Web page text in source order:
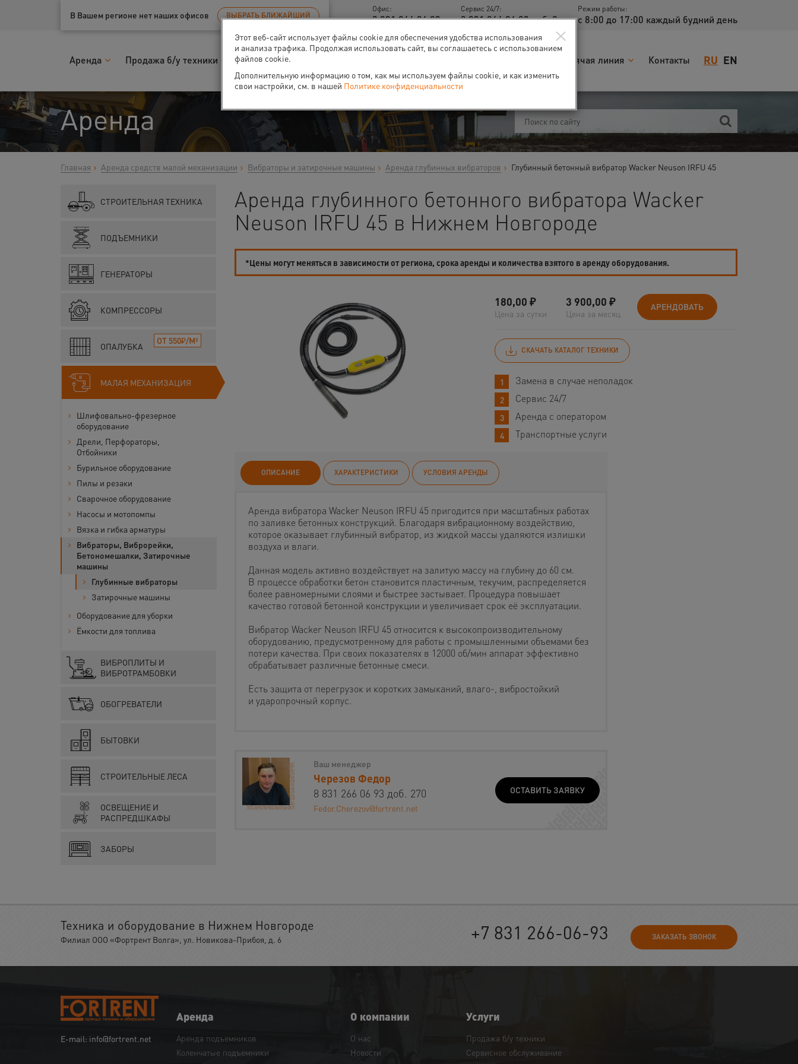
Ваш город:Нижний Новгород
В Вашем регионе нет наших офисов ВЫБРАТЬ БЛИЖАЙШИЙ
Офис:
8 831 266 06 93
Сервис 24/7:
8 831 266 06 93 доб. 2
Режим работы:
с 8:00 до 17:00 каждый будний день
RU EN
Аренда Продажа б/у техники Запчасти Горячая линия Контакты
Аренда
Главная Аренда средств малой механизации Вибраторы и затирочные машины Аренда глубинных вибраторов Глубинный бетонный вибратор Wacker Neuson IRFU 45
СТРОИТЕЛЬНАЯ ТЕХНИКА
ПОДЪЕМНИКИ
ГЕНЕРАТОРЫ
КОМПРЕССОРЫ
ОПАЛУБКА
ОТ 550₽/М²
МАЛАЯ МЕХАНИЗАЦИЯ
Шлифовально-фрезерное
оборудование
Дрели, Перфораторы,
Отбойники
Бурильное оборудование
Пилы и резаки
Сварочное оборудование
Насосы и мотопомпы
Вязка и гибка арматуры
Вибраторы, Виброрейки,
Бетономешалки, Затирочные
машины
Глубинные вибраторы
Затирочные машины
Оборудование для уборки
Ёмкости для топлива
ВИБРОПЛИТЫ И
ВИБРОТРАМБОВКИ
ОБОГРЕВАТЕЛИ
БЫТОВКИ
СТРОИТЕЛЬНЫЕ ЛЕСА
ОСВЕЩЕНИЕ И
РАСПРЕДШКАФЫ
ЗАБОРЫ
Аренда глубинного бетонного вибратора Wacker
Neuson IRFU 45 в Нижнем Новгороде
*Цены могут меняться в зависимости от региона, срока аренды и количества взятого в аренду оборудования.
180,00 ₽
Цена за сутки
3 900,00 ₽
Цена за месяц
АРЕНДОВАТЬ
СКАЧАТЬ КАТАЛОГ ТЕХНИКИ
Замена в случае неполадок
Сервис 24/7
Аренда с оператором
Транспортные услуги
ОПИСАНИЕ ХАРАКТЕРИСТИКИ УСЛОВИЯ АРЕНДЫ
Аренда вибратора Wacker Neuson IRFU 45 пригодится при масштабных работах
по заливке бетонных конструкций. Благодаря вибрационному воздействию,
которое оказывает глубинный вибратор, из жидкой массы удаляются излишки
воздуха и влаги.
Данная модель активно воздействует на залитую массу на глубину до 60 см.
В процессе обработки бетон становится пластичным, текучим, распределяется
более равномерными слоями и быстрее застывает. Процедура повышает
качество готовой бетонной конструкции и увеличивает срок её эксплуатации.
Вибратор Wacker Neuson IRFU 45 относится к высокопроизводительному
оборудованию, предусмотренному для работы с промышленными объемами без
потери качества. При своих показателях в 12000 об/мин аппарат эффективно
обрабатывает различные бетонные смеси.
Есть защита от перегрузок и коротких замыканий, влаго-, вибростойкий
и ударопрочный корпус.
Ваш менеджер
Черезов Федор
8 831 266 06 93 доб. 270
Fedor.Cherezov@fortrent.net
ОСТАВИТЬ ЗАЯВКУ
Техника и оборудование в Нижнем Новгороде
Филиал ООО «Фортрент Волга», ул. Новикова-Прибоя, д. 6 +7 831 266-06-93 ЗАКАЗАТЬ ЗВОНОК
E-mail: info@fortrent.net
Аренда
Аренда подъемников
Коленчатые подъемники
О компании
О нас
Новости
Услуги
Продажа б/у техники
Сервисное обслуживание
×
Этот веб-сайт использует файлы cookie для обеспечения удобства использования
и анализа трафика. Продолжая использовать сайт, вы соглашаетесь с использованием
файлов cookie.
Дополнительную информацию о том, как мы используем файлы cookie, и как изменить
свои настройки, см. в нашей Политике конфиденциальности